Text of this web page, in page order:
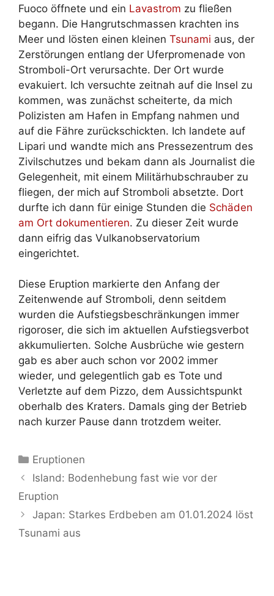
Fuoco öffnete und ein Lavastrom zu fließen
begann. Die Hangrutschmassen krachten ins
Meer und lösten einen kleinen Tsunami aus, der
Zerstörungen entlang der Uferpromenade von
Stromboli-Ort verursachte. Der Ort wurde
evakuiert. Ich versuchte zeitnah auf die Insel zu
kommen, was zunächst scheiterte, da mich
Polizisten am Hafen in Empfang nahmen und
auf die Fähre zurückschickten. Ich landete auf
Lipari und wandte mich ans Pressezentrum des
Zivilschutzes und bekam dann als Journalist die
Gelegenheit, mit einem Militärhubschrauber zu
fliegen, der mich auf Stromboli absetzte. Dort
durfte ich dann für einige Stunden die Schäden
am Ort dokumentieren. Zu dieser Zeit wurde
dann eifrig das Vulkanobservatorium
eingerichtet.
Diese Eruption markierte den Anfang der
Zeitenwende auf Stromboli, denn seitdem
wurden die Aufstiegsbeschränkungen immer
rigoroser, die sich im aktuellen Aufstiegsverbot
akkumulierten. Solche Ausbrüche wie gestern
gab es aber auch schon vor 2002 immer
wieder, und gelegentlich gab es Tote und
Verletzte auf dem Pizzo, dem Aussichtspunkt
oberhalb des Kraters. Damals ging der Betrieb
nach kurzer Pause dann trotzdem weiter.
Kategorien
Eruptionen
Island: Bodenhebung fast wie vor der
Eruption
Japan: Starkes Erdbeben am 01.01.2024 löst
Tsunami aus